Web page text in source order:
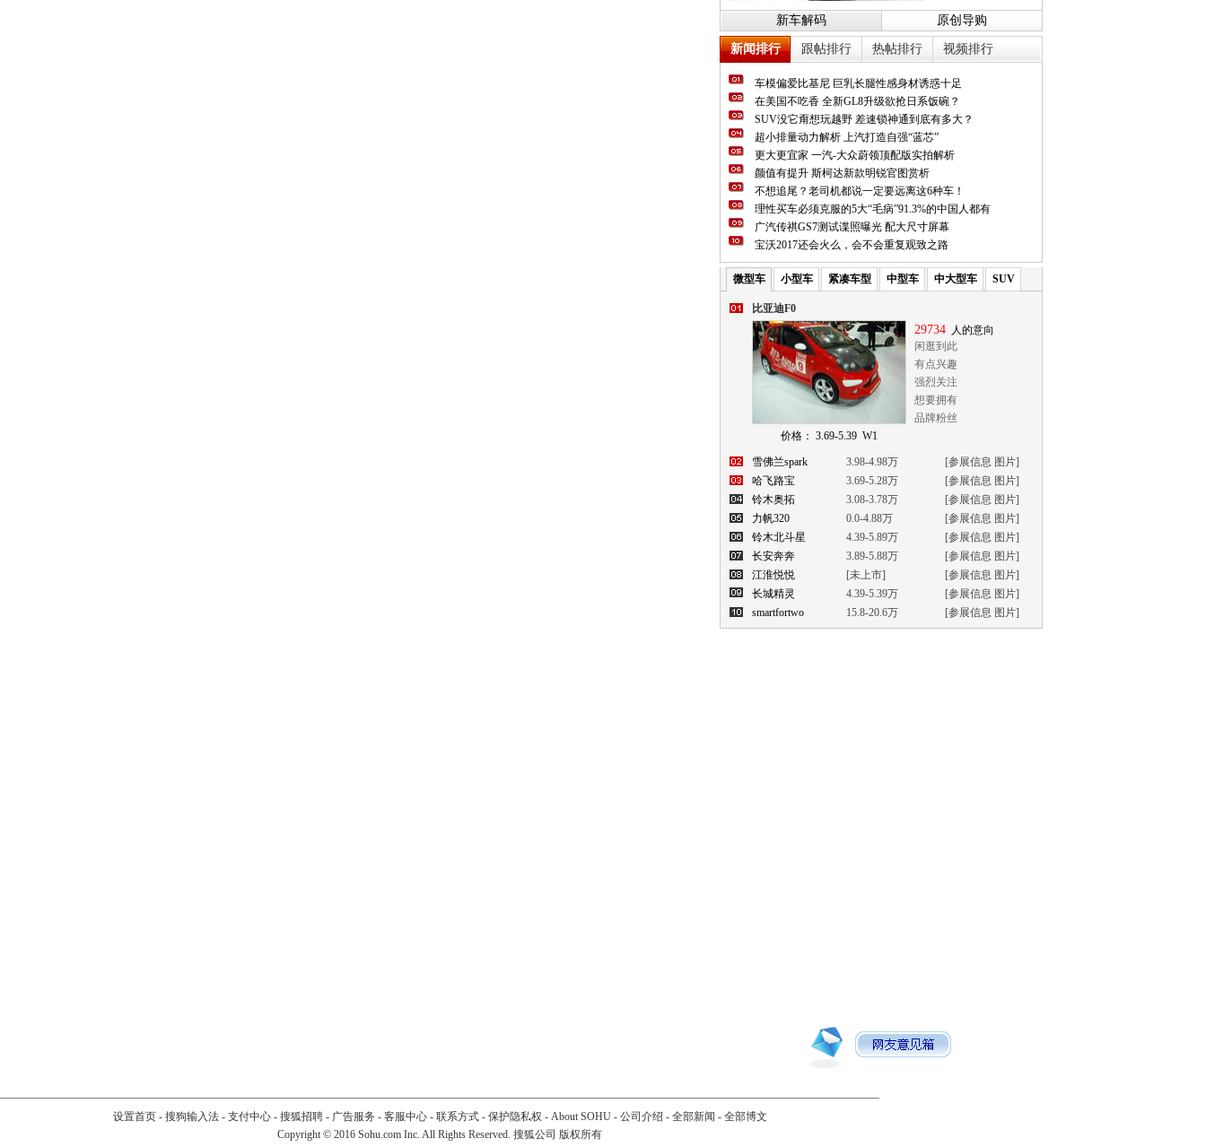
新车解码 原创导购
新闻排行 跟帖排行 热帖排行 视频排行
车模偏爱比基尼 巨乳长腿性感身材诱惑十足
在美国不吃香 全新GL8升级欲抢日系饭碗？
SUV没它甭想玩越野 差速锁神通到底有多大？
超小排量动力解析 上汽打造自强“蓝芯”
更大更宜家 一汽-大众蔚领顶配版实拍解析
颜值有提升 斯柯达新款明锐官图赏析
不想追尾？老司机都说一定要远离这6种车！
理性买车必须克服的5大“毛病”91.3%的中国人都有
广汽传祺GS7测试谍照曝光 配大尺寸屏幕
宝沃2017还会火么，会不会重复观致之路
微型车 小型车 紧凑车型 中型车 中大型车 SUV
比亚迪F0
价格： 3.69-5.39 W1
29734 人的意向
闲逛到此
有点兴趣
强烈关注
想要拥有
品牌粉丝
雪佛兰spark 3.98-4.98万 [参展信息 图片]
哈飞路宝
3.69-5.28万 [参展信息 图片]
铃木奥拓
3.08-3.78万 [参展信息 图片]
力帆320
0.0-4.88万 [参展信息 图片]
铃木北斗星
4.39-5.89万 [参展信息 图片]
长安奔奔
3.89-5.88万 [参展信息 图片]
江淮悦悦
[未上市] [参展信息 图片]
长城精灵
4.39-5.39万 [参展信息 图片]
smartfortwo
15.8-20.6万 [参展信息 图片]
设置首页- 搜狗输入法- 支付中心- 搜狐招聘- 广告服务 - 客服中心- 联系方式- 保护隐私权 - About SOHU- 公司介绍 - 全部新闻 - 全部博文
Copyright © 2016 Sohu.com Inc. All Rights Reserved. 搜狐公司 版权所有